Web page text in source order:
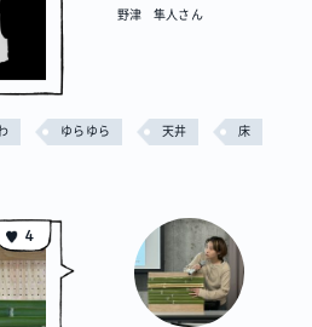
プラン一覧 Blog
ン物件ってなあに？
お問い合わせ
野津 隼人さん
ゆらゆら 天井 床
4